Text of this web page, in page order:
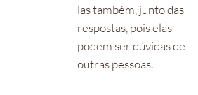
las também, junto das
respostas, pois elas
podem ser dúvidas de
outras pessoas.